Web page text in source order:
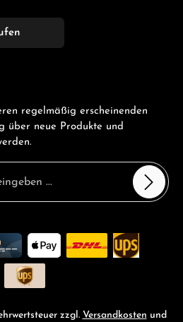
regelmäßig erscheinenden
über neue Produkte und
zur Kenntnis
gelesen und bin mit ihnen
zzgl. Versandkosten und